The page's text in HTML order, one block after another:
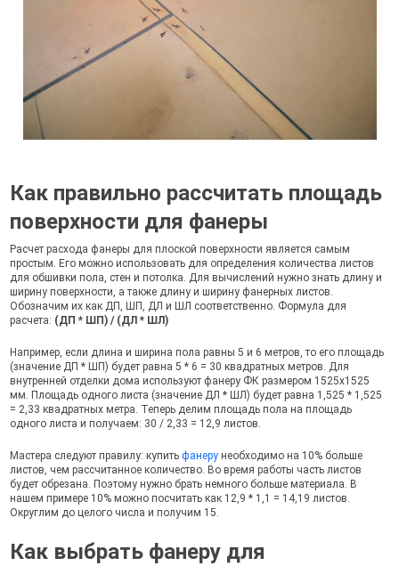
Как правильно рассчитать площадь
поверхности для фанеры
Расчет расхода фанеры для плоской поверхности является самым
простым. Его можно использовать для определения количества листов
для обшивки пола, стен и потолка. Для вычислений нужно знать длину и
ширину поверхности, а также длину и ширину фанерных листов.
Обозначим их как ДП, ШП, ДЛ и ШЛ соответственно. Формула для
расчета: (ДП * ШП) / (ДЛ * ШЛ)
Например, если длина и ширина пола равны 5 и 6 метров, то его площадь
(значение ДП * ШП) будет равна 5 * 6 = 30 квадратных метров. Для
внутренней отделки дома используют фанеру ФК размером 1525х1525
мм. Площадь одного листа (значение ДЛ * ШЛ) будет равна 1,525 * 1,525
= 2,33 квадратных метра. Теперь делим площадь пола на площадь
одного листа и получаем: 30 / 2,33 = 12,9 листов.
Мастера следуют правилу: купить фанерунеобходимо на 10% больше
листов, чем рассчитанное количество. Во время работы часть листов
будет обрезана. Поэтому нужно брать немного больше материала. В
нашем примере 10% можно посчитать как 12,9 * 1,1 = 14,19 листов.
Округлим до целого числа и получим 15.
Как выбрать фанеру для